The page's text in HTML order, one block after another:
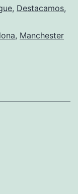
, Destacamos,
, Manchester